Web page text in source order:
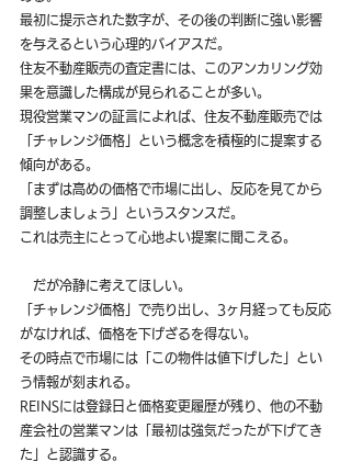
最初に提示された数字が、その後の判断に強い影響
を与えるという心理的バイアスだ。
住友不動産販売の査定書には、このアンカリング効
果を意識した構成が見られることが多い。
現役営業マンの証言によれば、住友不動産販売では
「チャレンジ価格」という概念を積極的に提案する
傾向がある。
「まずは高めの価格で市場に出し、反応を見てから
調整しましょう」というスタンスだ。
これは売主にとって心地よい提案に聞こえる。
だが冷静に考えてほしい。
「チャレンジ価格」で売り出し、3ヶ月経っても反応
がなければ、価格を下げざるを得ない。
その時点で市場には「この物件は値下げした」とい
う情報が刻まれる。
REINSには登録日と価格変更履歴が残り、他の不動
産会社の営業マンは「最初は強気だったが下げてき
た」と認識する。